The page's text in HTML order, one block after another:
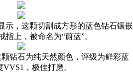
示，这颗切割成方形的蓝色钻石镶嵌
指上，被命名为“蔚蓝”。
钻石为纯天然颜色，评级为鲜彩蓝
VVS1，极佳打磨。